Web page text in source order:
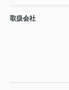
取扱会社